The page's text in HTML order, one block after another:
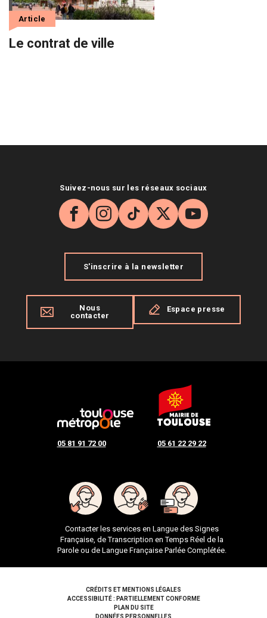
Le contrat de ville
Article
05 81 91 72 00 05 61 22 29 22
Contacter les services en Langue des Signes
Française, de Transcription en Temps Réel de la
Parole ou de Langue Française Parlée Complétée.
Suivez-nous sur les réseaux sociaux
Facebook
Instagram
TikTok
X YouTube
S'inscrire à la newsletter
Nous
contacter
Espace presse
Pied de pageCRÉDITS ET MENTIONS LÉGALES
ACCESSIBILITÉ : PARTIELLEMENT CONFORME
PLAN DU SITE
DONNÉES PERSONNELLES